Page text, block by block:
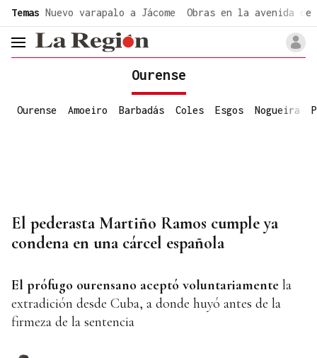
Temas Nuevo varapalo a Jácome Obras en la avenida de
header.menu.open
Ourense
Ourense Amoeiro Barbadás Coles Esgos Nogueira
El pederasta Martiño Ramos cumple ya
condena en una cárcel española
El prófugo ourensano aceptó voluntariamente la
extradición desde Cuba, a donde huyó antes de la
firmeza de la sentencia